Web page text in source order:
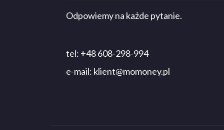
Odpowiemy na każde pytanie.
tel: +48 608-298-994
e-mail: klient@momoney.pl